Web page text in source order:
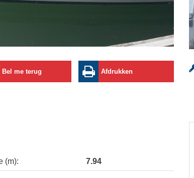
Bel me terug Afdrukken
(m): 7.94